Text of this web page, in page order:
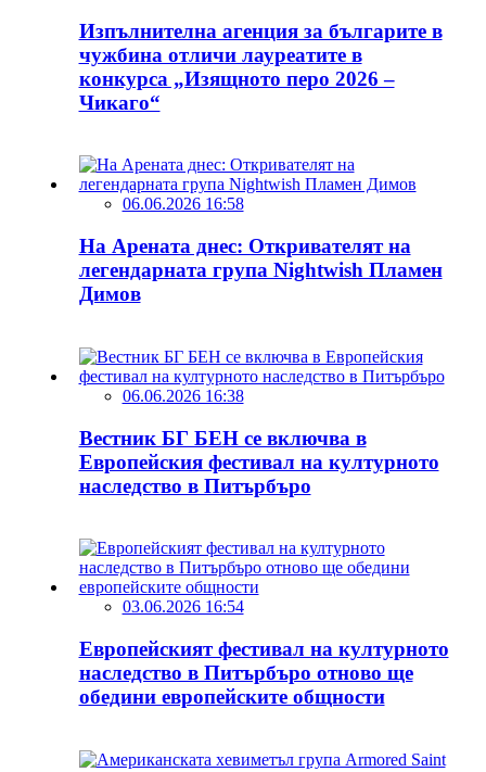
Изпълнителна агенция за българите в
чужбина отличи лауреатите в
конкурса „Изящното перо 2026 –
Чикаго“
06.06.2026 16:58
На Арената днес: Откривателят на
легендарната група Nightwish Пламен
Димов
06.06.2026 16:38
Вестник БГ БЕН се включва в
Европейския фестивал на културното
наследство в Питърбъро
03.06.2026 16:54
Европейският фестивал на културното
наследство в Питърбъро отново ще
обедини европейските общности